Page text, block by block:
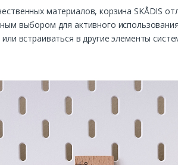
материалов, корзина SKÅDIS
выбором для активного
или встраиваться в другие элементы